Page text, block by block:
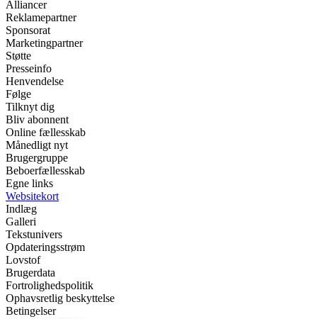
Alliancer
Reklamepartner
Sponsorat
Marketingpartner
Støtte
Presseinfo
Henvendelse
Følge
Tilknyt dig
Bliv abonnent
Online fællesskab
Månedligt nyt
Brugergruppe
Beboerfællesskab
Egne links
Websitekort
Indlæg
Galleri
Tekstunivers
Opdateringsstrøm
Lovstof
Brugerdata
Fortrolighedspolitik
Ophavsretlig beskyttelse
Betingelser